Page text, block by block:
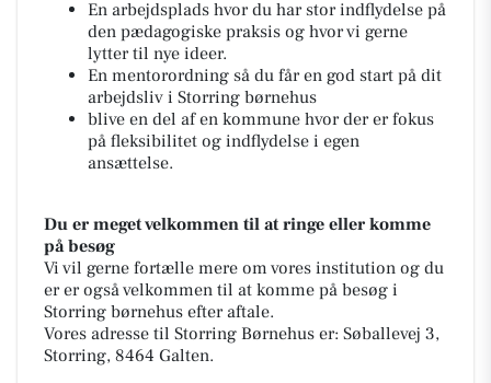
En arbejdsplads hvor du har stor indflydelse på
den pædagogiske praksis og hvor vi gerne
lytter til nye ideer.
En mentorordning så du får en god start på dit
arbejdsliv i Storring børnehus
blive en del af en kommune hvor der er fokus
på fleksibilitet og indflydelse i egen
ansættelse.
Du er meget velkommen til at ringe eller komme
på besøg
Vi vil gerne fortælle mere om vores institution og du
er er også velkommen til at komme på besøg i
Storring børnehus efter aftale.
Vores adresse til Storring Børnehus er: Søballevej 3,
Storring, 8464 Galten.